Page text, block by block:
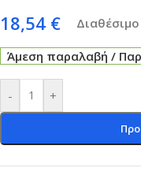
18,54 €
Άμεση παραλαβή /
- +